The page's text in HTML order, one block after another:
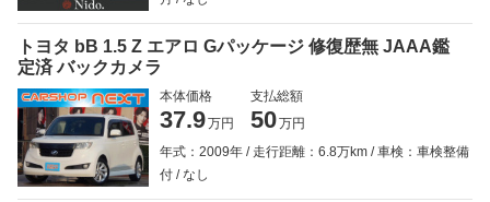
トヨタ bB 1.5 Z エアロ Gパッケージ 修復歴無 JAAA鑑
定済 バックカメラ
本体価格
37.9万円
支払総額
50万円
年式：2009年
走行距離：6.8万km
車検：車検整備
付
なし